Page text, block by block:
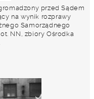
przed Sądem
na wynik rozprawy
Samorządnego
NN, zbiory Ośrodka